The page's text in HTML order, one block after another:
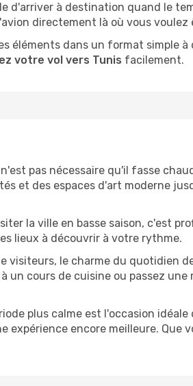
d'arriver à destination quand le
directement là où vous voulez
éléments dans un format simple
votre vol vers Tunis facilement.
pas nécessaire qu'il fasse
et des espaces d'art moderne
la ville en basse saison, c'est
lieux à découvrir à votre rythme.
visiteurs, le charme du quotidien
un cours de cuisine ou passez
plus calme est l'occasion
expérience encore meilleure.